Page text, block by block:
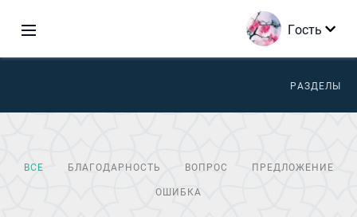
Гость
РАЗДЕЛЫ
ВСЕ БЛАГОДАРНОСТЬ ВОПРОС
ПРЕДЛОЖЕНИЕ
ОШИБКА